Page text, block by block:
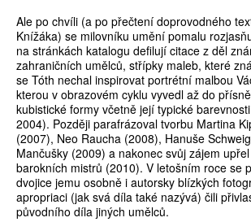
Ale po chvíli (a po přečtení doprovodného
Knížáka) se milovníku umění pomalu
na stránkách katalogu defilují citace z děl
zahraničních umělců, střípky maleb, které
se Tóth nechal inspirovat portrétní malbou
kterou v obrazovém cyklu vyvedl až do
kubistické formy včetně její typické
2004). Později parafrázoval tvorbu Martina
(2007), Neo Raucha (2008), Hanuše
Mančušky (2009) a nakonec svůj zájem
barokních mistrů (2010). V letošním roce se
dvojice jemu osobně i autorsky blízkých
apropriaci (jak svá díla také nazývá) čili
původního díla jiných umělců.